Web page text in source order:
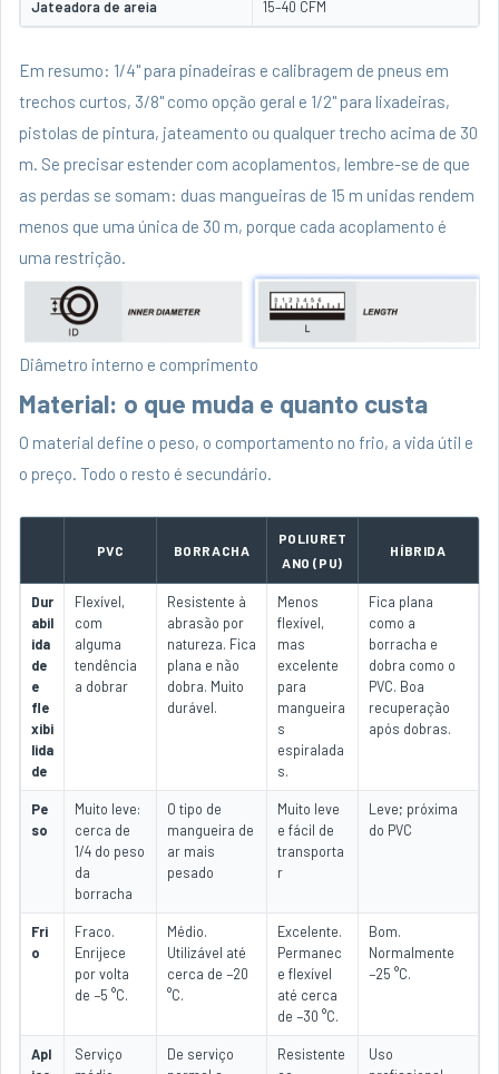
Jateadora de areia 15–40 CFM
Em resumo: 1/4" para pinadeiras e calibragem de pneus em
trechos curtos, 3/8" como opção geral e 1/2" para lixadeiras,
pistolas de pintura, jateamento ou qualquer trecho acima de 30
m. Se precisar estender com acoplamentos, lembre-se de que
as perdas se somam: duas mangueiras de 15 m unidas rendem
menos que uma única de 30 m, porque cada acoplamento é
uma restrição.
Diâmetro interno e comprimento
Material: o que muda e quanto custa
O material define o peso, o comportamento no frio, a vida útil e
o preço. Todo o resto é secundário.
PVC BORRACHA
POLIURET
ANO (PU)
HÍBRIDA
Dur
abil
ida
de
e
fle
xibi
lida
de
Flexível,
com
alguma
tendência
a dobrar
Resistente à
abrasão por
natureza. Fica
plana e não
dobra. Muito
durável.
Menos
flexível,
mas
excelente
para
mangueira
s
espiralada
s.
Fica plana
como a
borracha e
dobra como o
PVC. Boa
recuperação
após dobras.
Pe
so
Muito leve:
cerca de
1/4 do peso
da
borracha
O tipo de
mangueira de
ar mais
pesado
Muito leve
e fácil de
transporta
r
Leve; próxima
do PVC
Fri
o
Fraco.
Enrijece
por volta
de −5 °C.
Médio.
Utilizável até
cerca de −20
°C.
Excelente.
Permanec
e flexível
até cerca
de −30 °C.
Bom.
Normalmente
−25 °C.
Apl
Serviço
De serviço
Resistente
Uso